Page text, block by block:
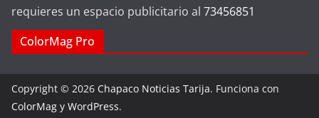
requieres un espacio publicitario al 73456851
ColorMag Pro
Copyright © 2026 Chapaco Noticias Tarija. Funciona con
ColorMag y WordPress.